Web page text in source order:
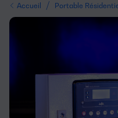
Accueil / Portable